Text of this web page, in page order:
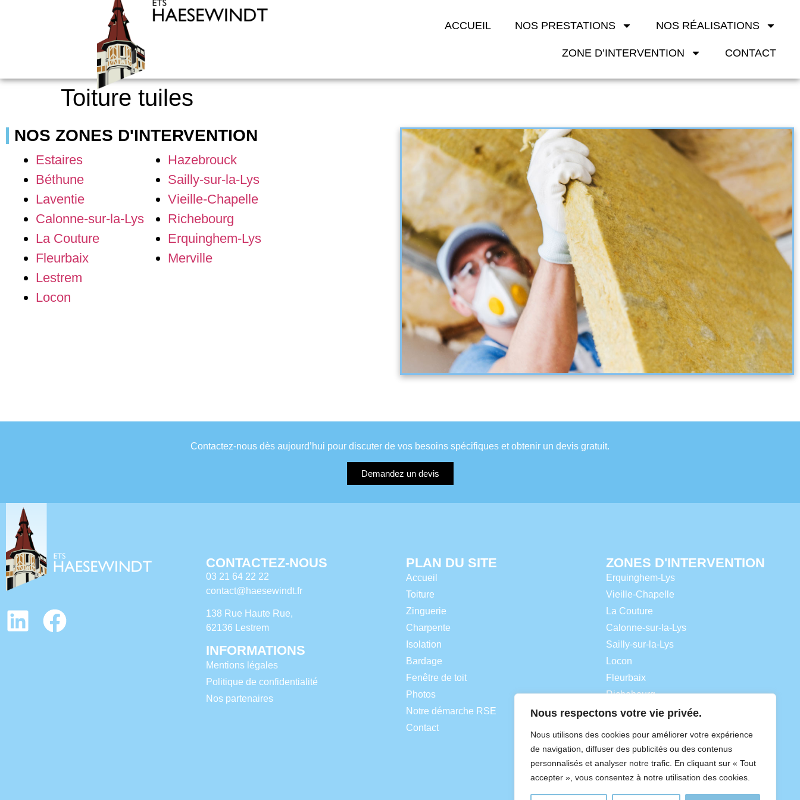
Nous respectons votre vie privée.
Nous utilisons des cookies pour améliorer votre expérience
de navigation, diffuser des publicités ou des contenus
personnalisés et analyser notre trafic. En cliquant sur « Tout
accepter », vous consentez à notre utilisation des cookies.
ACCUEIL NOS PRESTATIONS NOS RÉALISATIONS
ZONE D’INTERVENTION CONTACT
Toiture tuiles
NOS ZONES D'INTERVENTION
Estaires
Béthune
Laventie
Calonne-sur-la-Lys
La Couture
Fleurbaix
Lestrem
Locon
Hazebrouck
Sailly-sur-la-Lys
Vieille-Chapelle
Richebourg
Erquinghem-Lys
Merville
Contactez-nous dès aujourd’hui pour discuter de vos besoins spécifiques et obtenir un devis gratuit.
Demandez un devis
CONTACTEZ-NOUS
03 21 64 22 22
contact@haesewindt.fr
138 Rue Haute Rue,
62136 Lestrem
INFORMATIONS
Mentions légales
Politique de confidentialité
Nos partenaires
PLAN DU SITE
Accueil
Toiture
Zinguerie
Charpente
Isolation
Bardage
Fenêtre de toit
Photos
Notre démarche RSE
Contact
ZONES D'INTERVENTION
Erquinghem-Lys
Vieille-Chapelle
La Couture
Calonne-sur-la-Lys
Sailly-sur-la-Lys
Locon
Fleurbaix
Richebourg
Merville
Laventie
Hazebrouck
Estaires
Béthune